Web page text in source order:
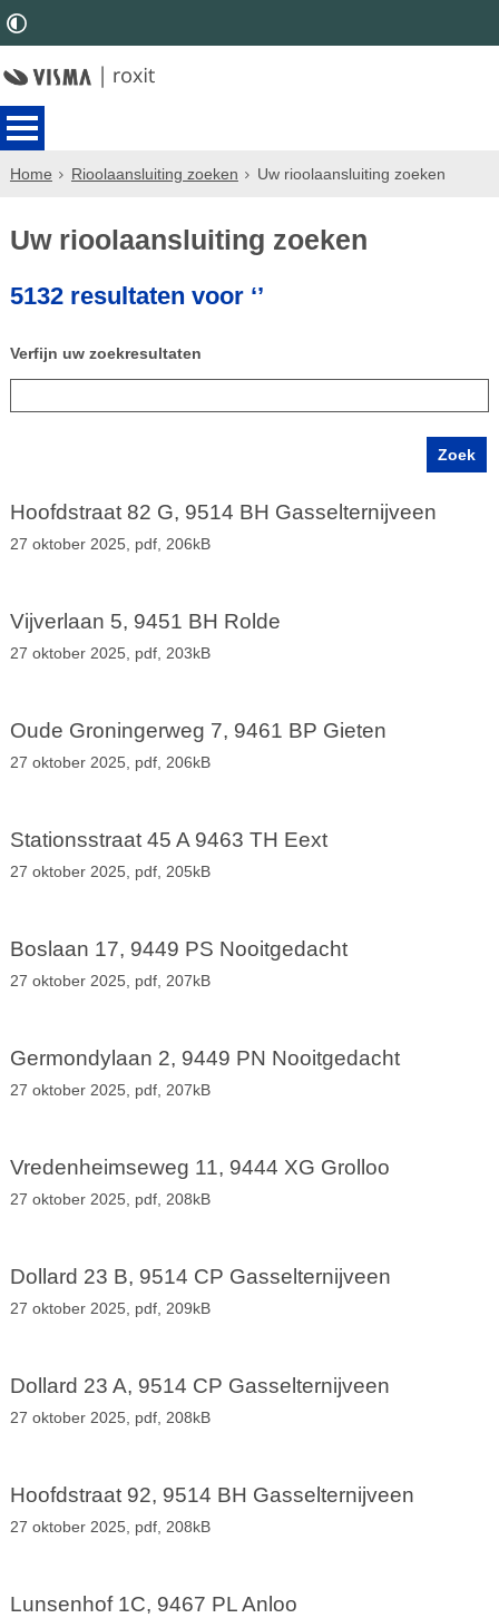
Home Rioolaansluiting zoeken Uw rioolaansluiting zoeken
Uw rioolaansluiting zoeken
5132 resultaten voor ‘’
Verfijn uw zoekresultaten
Hoofdstraat 82 G, 9514 BH Gasselternijveen
27 oktober 2025, pdf, 206kB
Vijverlaan 5, 9451 BH Rolde
27 oktober 2025, pdf, 203kB
Oude Groningerweg 7, 9461 BP Gieten
27 oktober 2025, pdf, 206kB
Stationsstraat 45 A 9463 TH Eext
27 oktober 2025, pdf, 205kB
Boslaan 17, 9449 PS Nooitgedacht
27 oktober 2025, pdf, 207kB
Germondylaan 2, 9449 PN Nooitgedacht
27 oktober 2025, pdf, 207kB
Vredenheimseweg 11, 9444 XG Grolloo
27 oktober 2025, pdf, 208kB
Dollard 23 B, 9514 CP Gasselternijveen
27 oktober 2025, pdf, 209kB
Dollard 23 A, 9514 CP Gasselternijveen
27 oktober 2025, pdf, 208kB
Hoofdstraat 92, 9514 BH Gasselternijveen
27 oktober 2025, pdf, 208kB
Lunsenhof 1C, 9467 PL Anloo